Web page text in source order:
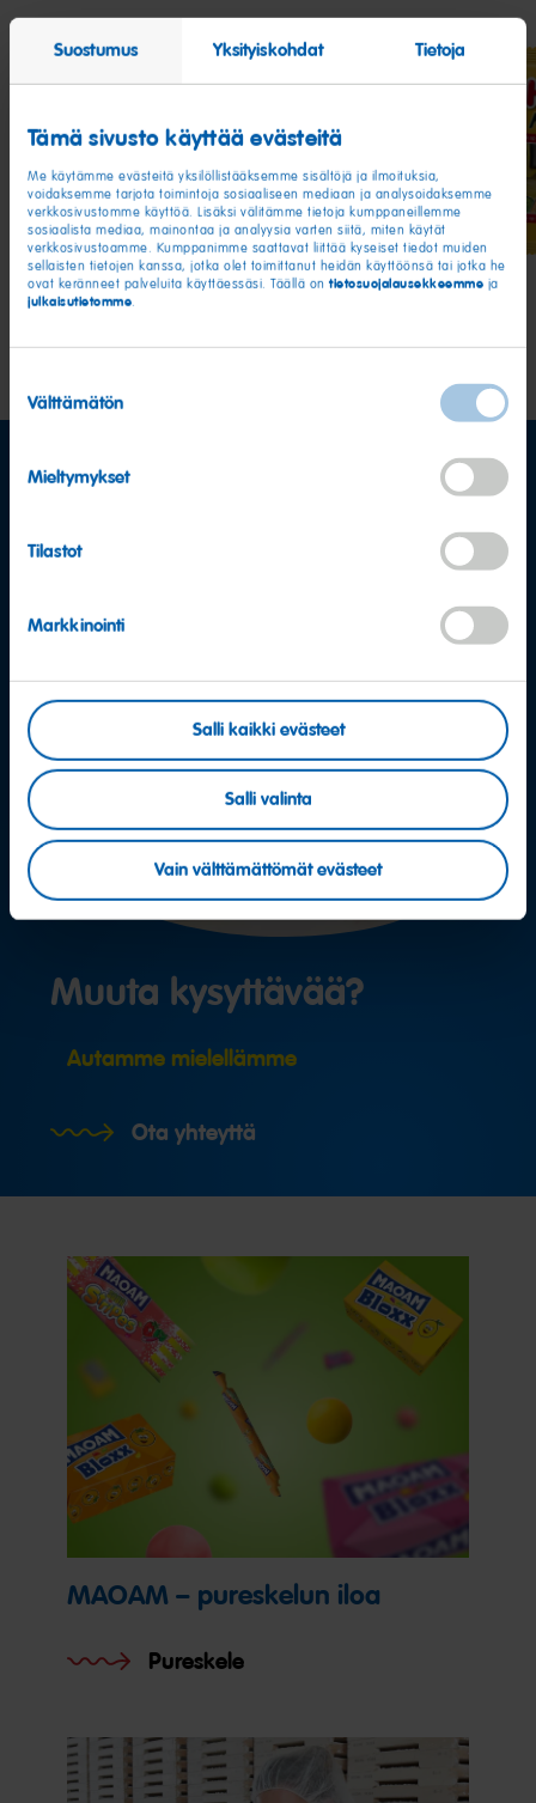
Suostumus Yksityiskohdat Tietoja
Tämä sivusto käyttää evästeitä
Me käytämme evästeitä yksilöllistääksemme sisältöjä ja ilmoituksia,
voidaksemme tarjota toimintoja sosiaaliseen mediaan ja analysoidaksemme
verkkosivustomme käyttöä. Lisäksi välitämme tietoja kumppaneillemme
sosiaalista mediaa, mainontaa ja analyysia varten siitä, miten käytät
verkkosivustoamme. Kumppanimme saattavat liittää kyseiset tiedot muiden
sellaisten tietojen kanssa, jotka olet toimittanut heidän käyttöönsä tai jotka he
ovat keränneet palveluita käyttäessäsi. Täällä on tietosuojalausekkeemme ja
julkaisutietomme.
valinta
Välttämätön
Mieltymykset
Tilastot
Markkinointi
Salli kaikki evästeet
Salli valinta
Vain välttämättömät evästeet
Mix
Muuta kysyttävää?
Autamme mielellämme
Ota yhteyttä
MAOAM – pureskelun iloa
Pureskele